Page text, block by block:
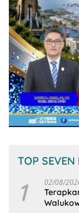
TOP SEVEN
1 02/08/